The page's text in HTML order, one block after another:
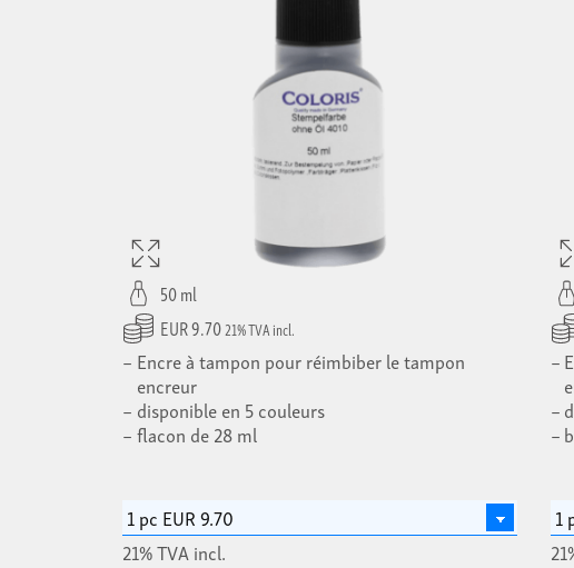
50 ml
EUR 9.7021% TVA incl.
Encre à tampon pour réimbiber le tampon
encreur
disponible en 5 couleurs
flacon de 28 ml
21% TVA incl.